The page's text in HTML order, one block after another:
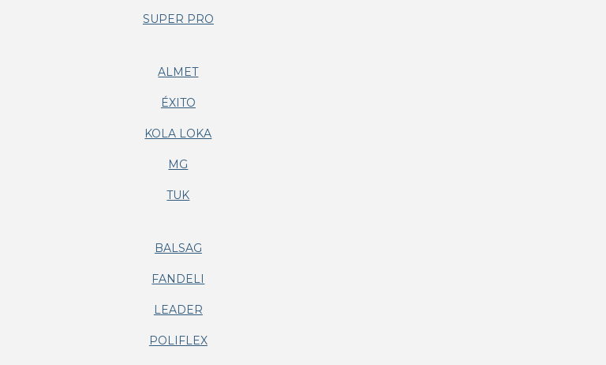
SUPER PRO
ALMET
ÉXITO
KOLA LOKA
MG
TUK
BALSAG
FANDELI
LEADER
POLIFLEX